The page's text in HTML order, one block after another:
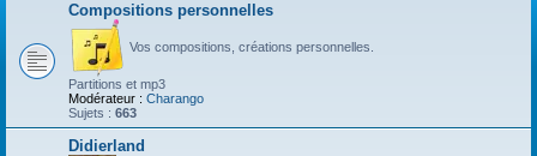
Compositions personnelles
Vos compositions, créations personnelles.
Partitions et mp3
Modérateur : Charango
Sujets : 663
Didierland